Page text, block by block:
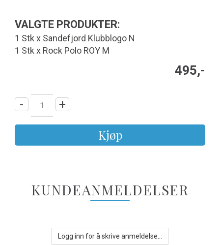
VALGTE PRODUKTER:
1 Stk x Sandefjord Klubblogo N
1 Stk x Rock Polo ROY M
495,-
- +
Kjøp
KUNDEANMELDELSER
Logg inn for å skrive anmeldelse...